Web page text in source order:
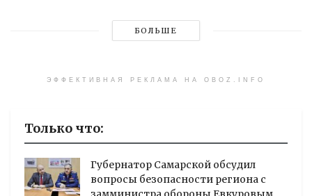
БОЛЬШЕ
ЭФФЕКТИВНАЯ РЕКЛАМА НА OBOZ.INFO
Только что:
Губернатор Самарской обсудил
вопросы безопасности региона с